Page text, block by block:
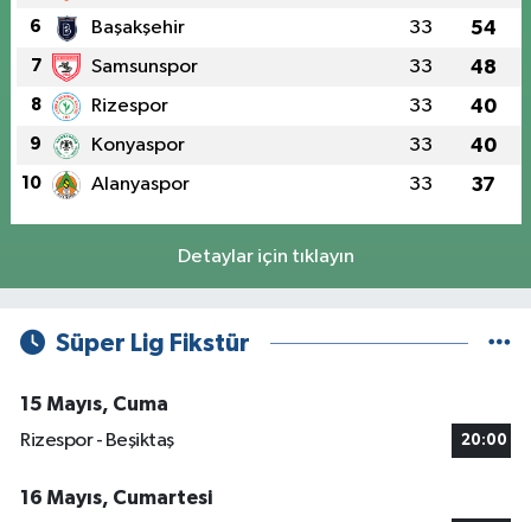
6 Başakşehir 33 54
7 Samsunspor 33 48
8 Rizespor 33 40
9 Konyaspor 33 40
10 Alanyaspor 33 37
Detaylar için tıklayın
Süper Lig Fikstür
15 Mayıs, Cuma
Rizespor - Beşiktaş
20:00
16 Mayıs, Cumartesi